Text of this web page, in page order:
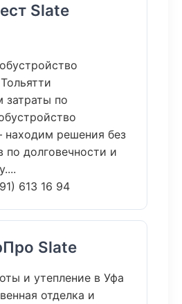
Slate
затраты по
решения без
по долговечности и
613 16 94
Slate
и утепление в Уфа
отделка и